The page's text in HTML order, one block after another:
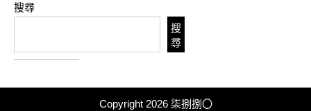
搜尋
搜
尋
Copyright 2026 柒捌捌〇